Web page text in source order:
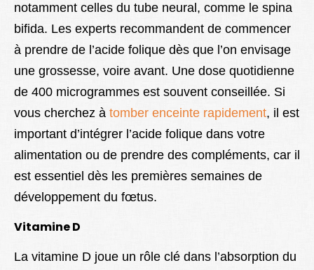
notamment celles du tube neural, comme le spina
bifida. Les experts recommandent de commencer
à prendre de l’acide folique dès que l’on envisage
une grossesse, voire avant. Une dose quotidienne
de 400 microgrammes est souvent conseillée. Si
vous cherchez à tomber enceinte rapidement, il est
important d’intégrer l’acide folique dans votre
alimentation ou de prendre des compléments, car il
est essentiel dès les premières semaines de
développement du fœtus.
Vitamine D
La vitamine D joue un rôle clé dans l’absorption du